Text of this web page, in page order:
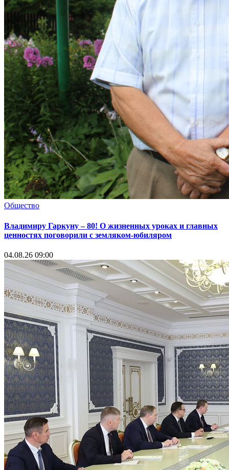
Общество
Владимиру Гаркуну – 80! О жизненных уроках и главных
ценностях поговорили с земляком-юбиляром
04.08.26 09:00